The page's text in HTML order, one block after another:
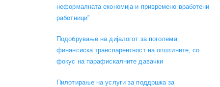
неформалната економија и привремено вработени
работници”
Подобрување на дијалогот за поголема
финансиска транспарентност на општините, со
фокус на парафискалните давачки
Пилотирање на услуги за поддршка за